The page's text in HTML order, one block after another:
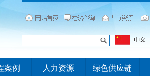
案例 人力资源 绿色供应链